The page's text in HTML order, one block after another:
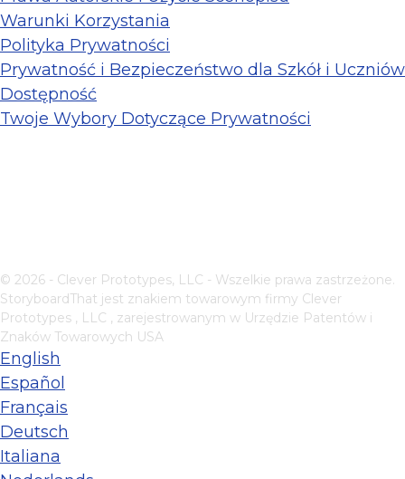
Warunki Korzystania
Polityka Prywatności
Prywatność i Bezpieczeństwo dla Szkół i Uczniów
Dostępność
Twoje Wybory Dotyczące Prywatności
© 2026 - Clever Prototypes, LLC - Wszelkie prawa zastrzeżone.
StoryboardThat jest znakiem towarowym firmy Clever
Prototypes , LLC , zarejestrowanym w Urzędzie Patentów i
Znaków Towarowych USA
English
Español
Français
Deutsch
Italiana